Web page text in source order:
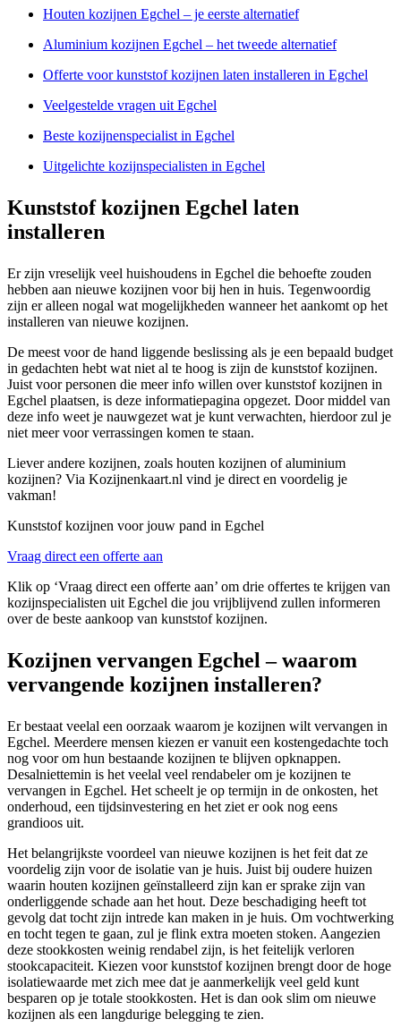
Houten kozijnen Egchel – je eerste alternatief
Aluminium kozijnen Egchel – het tweede alternatief
Offerte voor kunststof kozijnen laten installeren in Egchel
Veelgestelde vragen uit Egchel
Beste kozijnenspecialist in Egchel
Uitgelichte kozijnspecialisten in Egchel
Kunststof kozijnen Egchel laten
installeren
Er zijn vreselijk veel huishoudens in Egchel die behoefte zouden
hebben aan nieuwe kozijnen voor bij hen in huis. Tegenwoordig
zijn er alleen nogal wat mogelijkheden wanneer het aankomt op het
installeren van nieuwe kozijnen.
De meest voor de hand liggende beslissing als je een bepaald budget
in gedachten hebt wat niet al te hoog is zijn de kunststof kozijnen.
Juist voor personen die meer info willen over kunststof kozijnen in
Egchel plaatsen, is deze informatiepagina opgezet. Door middel van
deze info weet je nauwgezet wat je kunt verwachten, hierdoor zul je
niet meer voor verrassingen komen te staan.
Liever andere kozijnen, zoals houten kozijnen of aluminium
kozijnen? Via Kozijnenkaart.nl vind je direct en voordelig je
vakman!
Kunststof kozijnen voor jouw pand in Egchel
Vraag direct een offerte aan
Klik op ‘Vraag direct een offerte aan’ om drie offertes te krijgen van
kozijnspecialisten uit Egchel die jou vrijblijvend zullen informeren
over de beste aankoop van kunststof kozijnen.
Kozijnen vervangen Egchel – waarom
vervangende kozijnen installeren?
Er bestaat veelal een oorzaak waarom je kozijnen wilt vervangen in
Egchel. Meerdere mensen kiezen er vanuit een kostengedachte toch
nog voor om hun bestaande kozijnen te blijven opknappen.
Desalniettemin is het veelal veel rendabeler om je kozijnen te
vervangen in Egchel. Het scheelt je op termijn in de onkosten, het
onderhoud, een tijdsinvestering en het ziet er ook nog eens
grandioos uit.
Het belangrijkste voordeel van nieuwe kozijnen is het feit dat ze
voordelig zijn voor de isolatie van je huis. Juist bij oudere huizen
waarin houten kozijnen geïnstalleerd zijn kan er sprake zijn van
onderliggende schade aan het hout. Deze beschadiging heeft tot
gevolg dat tocht zijn intrede kan maken in je huis. Om vochtwerking
en tocht tegen te gaan, zul je flink extra moeten stoken. Aangezien
deze stookkosten weinig rendabel zijn, is het feitelijk verloren
stookcapaciteit. Kiezen voor kunststof kozijnen brengt door de hoge
isolatiewaarde met zich mee dat je aanmerkelijk veel geld kunt
besparen op je totale stookkosten. Het is dan ook slim om nieuwe
kozijnen als een langdurige belegging te zien.